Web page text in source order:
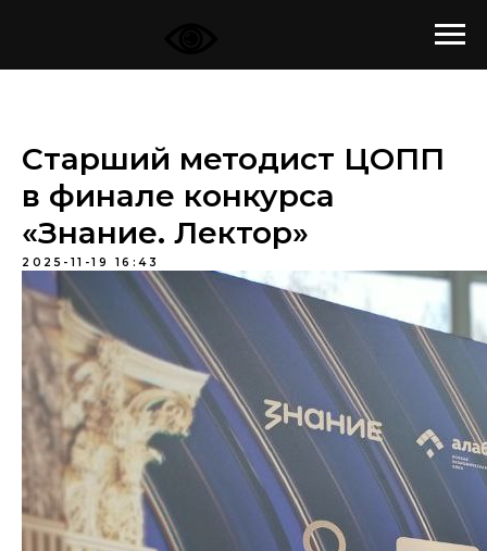
Старший методист ЦОПП
в финале конкурса
«Знание. Лектор»
2025-11-19 16:43